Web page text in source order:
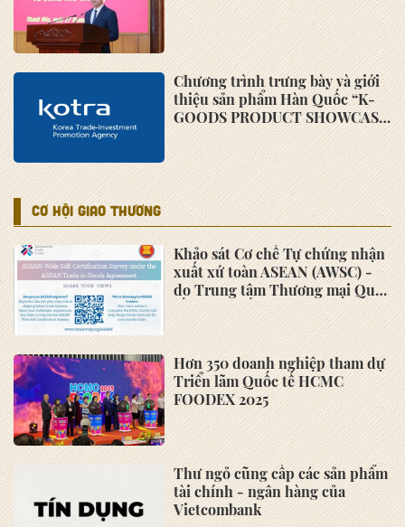
Chương trình trưng bày và giới
thiệu sản phẩm Hàn Quốc “K-
GOODS PRODUCT SHOWCASE
2022”
CƠ HỘI GIAO THƯƠNG
Khảo sát Cơ chế Tự chứng nhận
xuất xứ toàn ASEAN (AWSC) -
do Trung tâm Thương mại Quốc
tế (ITC) phối hợp cùng Ban Thư
ký ASEAN (ASEC) triển khai
Hơn 350 doanh nghiệp tham dự
Triển lãm Quốc tế HCMC
FOODEX 2025
Thư ngỏ cũng cấp các sản phẩm
tài chính - ngân hàng của
Vietcombank